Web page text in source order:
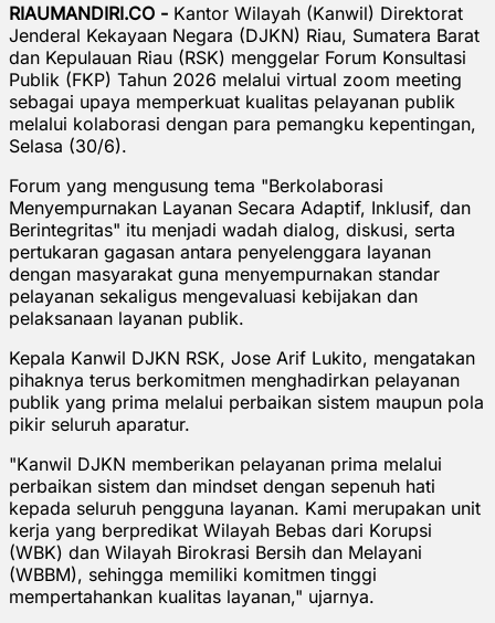
RIAUMANDIRI.CO - Kantor Wilayah (Kanwil) Direktorat
Jenderal Kekayaan Negara (DJKN) Riau, Sumatera Barat
dan Kepulauan Riau (RSK) menggelar Forum Konsultasi
Publik (FKP) Tahun 2026 melalui virtual zoom meeting
sebagai upaya memperkuat kualitas pelayanan publik
melalui kolaborasi dengan para pemangku kepentingan,
Selasa (30/6).
Forum yang mengusung tema "Berkolaborasi
Menyempurnakan Layanan Secara Adaptif, Inklusif, dan
Berintegritas" itu menjadi wadah dialog, diskusi, serta
pertukaran gagasan antara penyelenggara layanan
dengan masyarakat guna menyempurnakan standar
pelayanan sekaligus mengevaluasi kebijakan dan
pelaksanaan layanan publik.
Kepala Kanwil DJKN RSK, Jose Arif Lukito, mengatakan
pihaknya terus berkomitmen menghadirkan pelayanan
publik yang prima melalui perbaikan sistem maupun pola
pikir seluruh aparatur.
"Kanwil DJKN memberikan pelayanan prima melalui
perbaikan sistem dan mindset dengan sepenuh hati
kepada seluruh pengguna layanan. Kami merupakan unit
kerja yang berpredikat Wilayah Bebas dari Korupsi
(WBK) dan Wilayah Birokrasi Bersih dan Melayani
(WBBM), sehingga memiliki komitmen tinggi
mempertahankan kualitas layanan," ujarnya.